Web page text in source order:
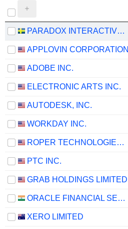
PARADOX INTERACTIVE AB
APPLOVIN CORPORATION
ADOBE INC.
ELECTRONIC ARTS INC.
AUTODESK, INC.
WORKDAY INC.
ROPER TECHNOLOGIES, INC.
PTC INC.
GRAB HOLDINGS LIMITED
ORACLE FINANCIAL SERVICES SOFTWARE LIMITED
XERO LIMITED